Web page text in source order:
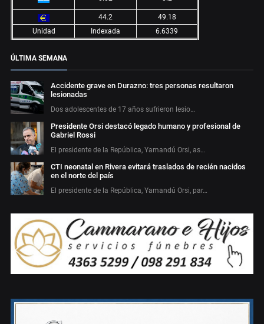
44.2
49.18
Unidad
Indexada 6.6339
ÚLTIMA SEMANA
Accidente grave en Durazno: tres personas resultaron
lesionadas
Dos adolescentes de 17 años sufrieron lesio…
Presidente Orsi destacó legado humano y profesional de
Gabriel Rossi
El presidente de la República, Yamandú Orsi, as…
CTI neonatal en Rivera evitará traslados de recién nacidos
en el norte del país
El presidente de la República, Yamandú Orsi, par…